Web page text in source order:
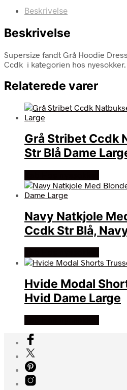
Beskrivelse
Beskrivelse
Supersize fandt Grå Hoodie
Ccdk i kategorien hos nyesokker.
Relaterede varer
Grå Stribet Ccdk
Str Blå Dame
Navy Natkjole
Ccdk Str Blå,
Hvide Modal
Hvid Dame Large